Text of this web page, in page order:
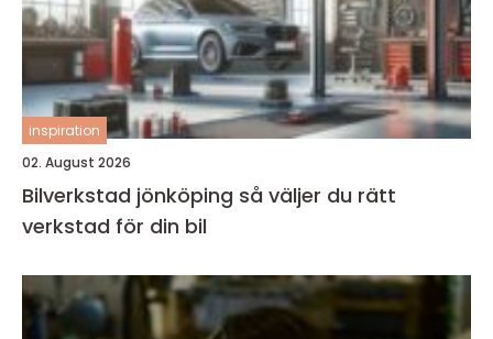
inspiration
02. August 2026
Bilverkstad jönköping så väljer du rätt
verkstad för din bil